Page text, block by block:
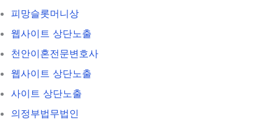
피망슬롯머니상
웹사이트 상단노출
천안이혼전문변호사
웹사이트 상단노출
사이트 상단노출
의정부법무법인